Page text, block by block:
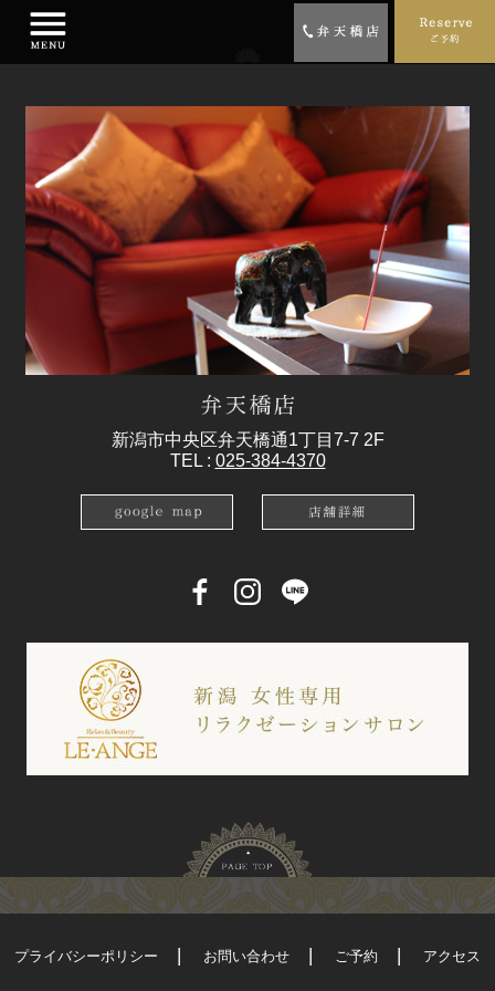
新潟市中央区弁天橋通1丁目7-7 2F
TEL : 025-384-4370
プライバシーポリシー お問い合わせ ご予約 アクセス